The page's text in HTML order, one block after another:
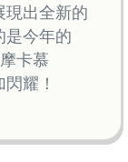
現出全新的
今年的
卡慕
耀！